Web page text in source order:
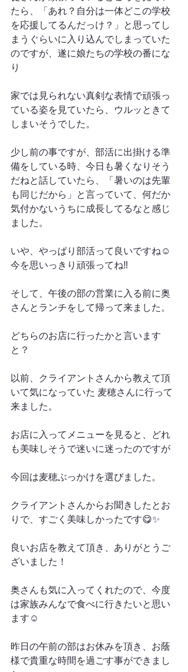
たら、「あれ？自分は一体どこの学校
を応援してるんだっけ？」と思ってし
まうぐらいに入り込んでしまっていた
のですが、遂に娘たちの学校の番にな
り
家では見られない真剣な表情で頑張っ
ている姿を見ていたら、ウルッときて
しまいそうでした。
少し前の事ですが、部活に出掛ける準
備をしている時、今日も暑くなりそう
だねと話していたら、「暑いのは先輩
も同じだから」と言っていて、何だか
気付かないうちに成長してるなと感じ
ました。
いや、やっぱり部活って良いですね☺️
今を思いっきり頑張ってね‼︎
そして、午後の部の営業に入る前に奥
さんとランチをして帰って来ました。
どちらのお店に行ったかと言います
と？
以前、クライアントさんから教えて頂
いて気になっていた 麦穂さんに行って
来ました。
お店に入ってメニューを見ると、どれ
も美味しそうで迷いに迷ったのですが
今回は麦穂ぶっかけを選びました。
クライアントさんからお聞きしたとお
りで、すごく美味しかったです😋✨
良いお店を教えて頂き、ありがとうご
ざいました！
奥さんも気に入ってくれたので、今度
は家族みんなで食べに行きたいと思い
ます☺️
昨日の午前の部はお休みを頂き、お蔭
様で貴重な時間を過ごす事ができまし